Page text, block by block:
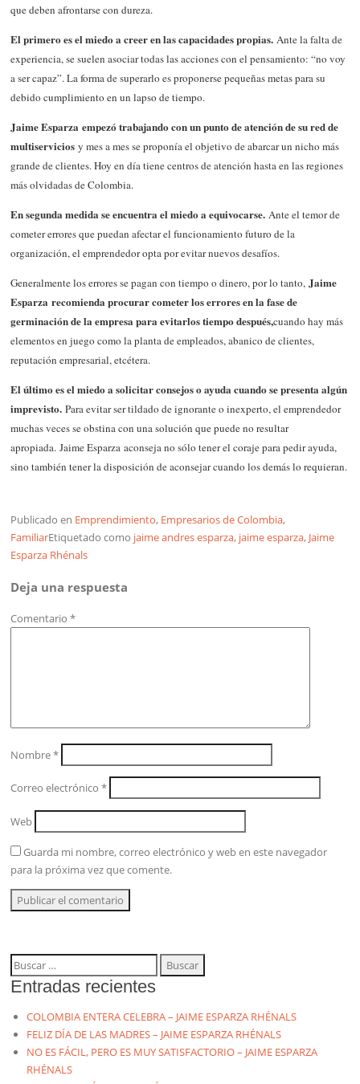
que deben afrontarse con dureza.
El primero es el miedo a creer en las capacidades propias. Ante la falta de
experiencia, se suelen asociar todas las acciones con el pensamiento: “no voy
a ser capaz”. La forma de superarlo es proponerse pequeñas metas para su
debido cumplimiento en un lapso de tiempo.
Jaime Esparza empezó trabajando con un punto de atención de su red de
multiservicios y mes a mes se proponía el objetivo de abarcar un nicho más
grande de clientes. Hoy en día tiene centros de atención hasta en las regiones
más olvidadas de Colombia.
En segunda medida se encuentra el miedo a equivocarse. Ante el temor de
cometer errores que puedan afectar el funcionamiento futuro de la
organización, el emprendedor opta por evitar nuevos desafíos.
Generalmente los errores se pagan con tiempo o dinero, por lo tanto,Jaime
Esparza recomienda procurar cometer los errores en la fase de
germinación de la empresa para evitarlos tiempo después,cuando hay más
elementos en juego como la planta de empleados, abanico de clientes,
reputación empresarial, etcétera.
El último es el miedo a solicitar consejos o ayuda cuando se presenta algún
imprevisto. Para evitar ser tildado de ignorante o inexperto, el emprendedor
muchas veces se obstina con una solución que puede no resultar
apropiada. Jaime Esparza aconseja no sólo tener el coraje para pedir ayuda,
sino también tener la disposición de aconsejar cuando los demás lo requieran.
Publicado en Emprendimiento, Empresarios de Colombia,
FamiliarEtiquetado como jaime andres esparza, jaime esparza, Jaime
Esparza Rhénals
Deja una respuesta
Comentario*
Nombre*
Correo electrónico*
Web
Guarda mi nombre, correo electrónico y web en este navegador
para la próxima vez que comente.
Buscar:
Entradas recientes
COLOMBIA ENTERA CELEBRA – JAIME ESPARZA RHÉNALS
FELIZ DÍA DE LAS MADRES – JAIME ESPARZA RHÉNALS
NO ES FÁCIL, PERO ES MUY SATISFACTORIO – JAIME ESPARZA
RHÉNALS